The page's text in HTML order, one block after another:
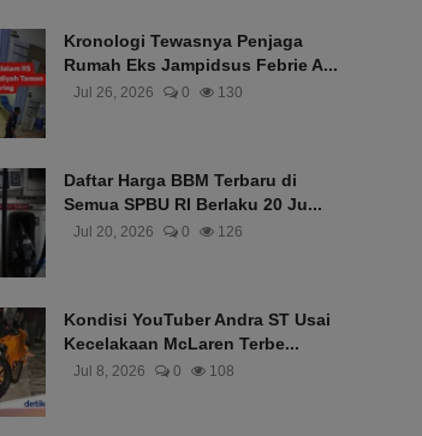
Kronologi Tewasnya Penjaga
Rumah Eks Jampidsus Febrie A...
Jul 26, 2026 0 130
Daftar Harga BBM Terbaru di
Semua SPBU RI Berlaku 20 Ju...
Jul 20, 2026 0 126
Kondisi YouTuber Andra ST Usai
Kecelakaan McLaren Terbe...
Jul 8, 2026 0 108